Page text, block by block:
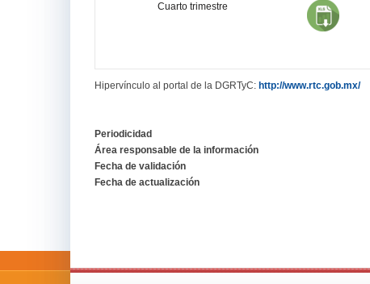
Cuarto trimestre
Hipervínculo al portal de la DGRTyC: http://www.rtc.gob.mx/
Periodicidad
Área responsable de la información
Fecha de validación
Fecha de actualización